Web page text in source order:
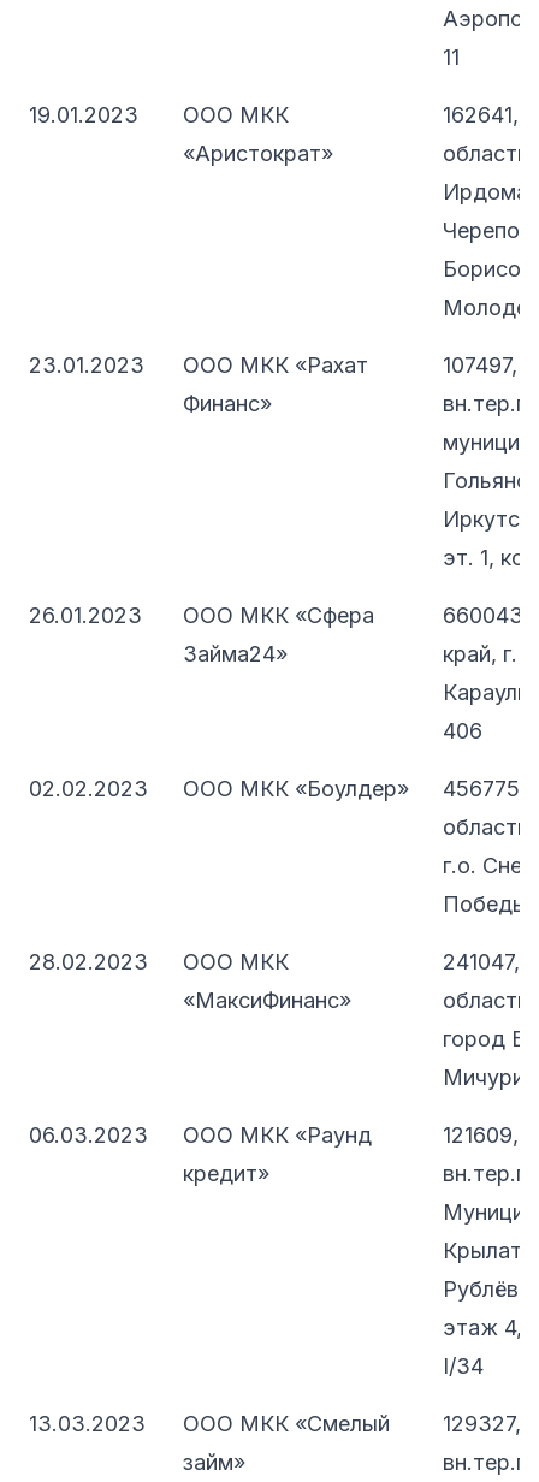
11
19.01.2023
ООО МКК
«Аристократ»
162641,
область,
23.01.2023
ООО МКК «Рахат
Финанс»
107497,
вн.тер.г.
эт. 1,
26.01.2023
ООО МКК «Сфера
Займа24»
660043,
край, г.
406
02.02.2023 ООО МКК «Боулдер»
456775,
г.о.
Победы,
28.02.2023
ООО МКК
«МаксиФинанс»
241047,
город
06.03.2023
ООО МКК «Раунд
кредит»
121609,
вн.тер.г.
этаж 4,
I/34
13.03.2023
ООО МКК «Смелый
займ»
129327,
вн.тер.г.